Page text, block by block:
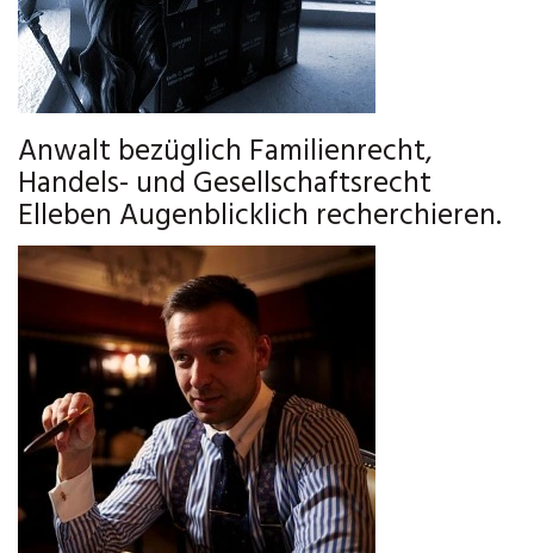
Anwalt bezüglich Familienrecht,
Handels- und Gesellschaftsrecht
Elleben Augenblicklich recherchieren.